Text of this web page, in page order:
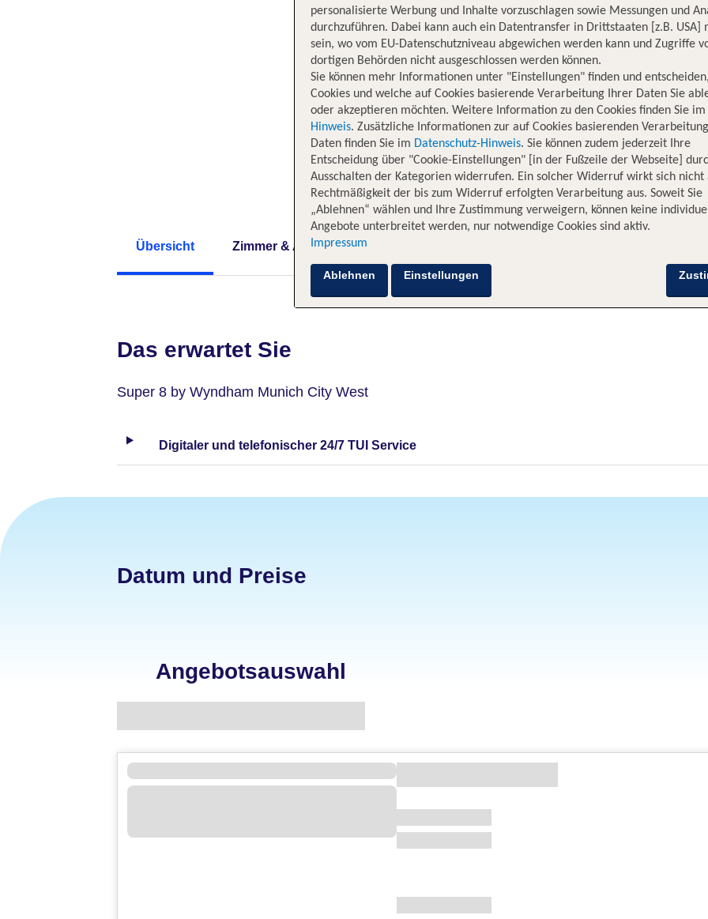
Übersicht Zimmer & Angebote
Das erwartet Sie
Super 8 by Wyndham Munich City West
Digitaler und telefonischer 24/7 TUI Service
Datum und Preise
Angebotsauswahl
personalisierte Werbung und Inhalte vorzuschlagen sowie Messungen und
durchzuführen. Dabei kann auch ein Datentransfer in Drittstaaten [z.B. USA]
sein, wo vom EU-Datenschutzniveau abgewichen werden kann und Zugriffe
dortigen Behörden nicht ausgeschlossen werden können.
Sie können mehr Informationen unter "Einstellungen" finden und
Cookies und welche auf Cookies basierende Verarbeitung Ihrer Daten Sie
oder akzeptieren möchten. Weitere Information zu den Cookies finden Sie im
Hinweis. Zusätzliche Informationen zur auf Cookies basierenden
Daten finden Sie im Datenschutz-Hinweis. Sie können zudem jederzeit Ihre
Entscheidung über "Cookie-Einstellungen" [in der Fußzeile der Webseite]
Ausschalten der Kategorien widerrufen. Ein solcher Widerruf wirkt sich nicht
Rechtmäßigkeit der bis zum Widerruf erfolgten Verarbeitung aus. Soweit Sie
„Ablehnen“ wählen und Ihre Zustimmung verweigern, können keine
Angebote unterbreitet werden, nur notwendige Cookies sind aktiv.
Impressum
Ablehnen Einstellungen